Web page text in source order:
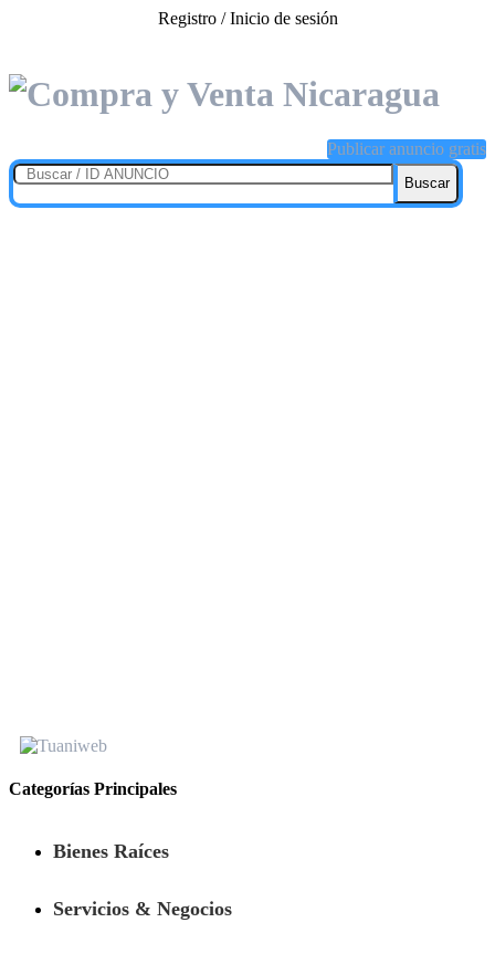
Registro / Inicio de sesión
Publicar anuncio gratis
Buscar
Categorías Principales
Bienes Raíces
Servicios & Negocios